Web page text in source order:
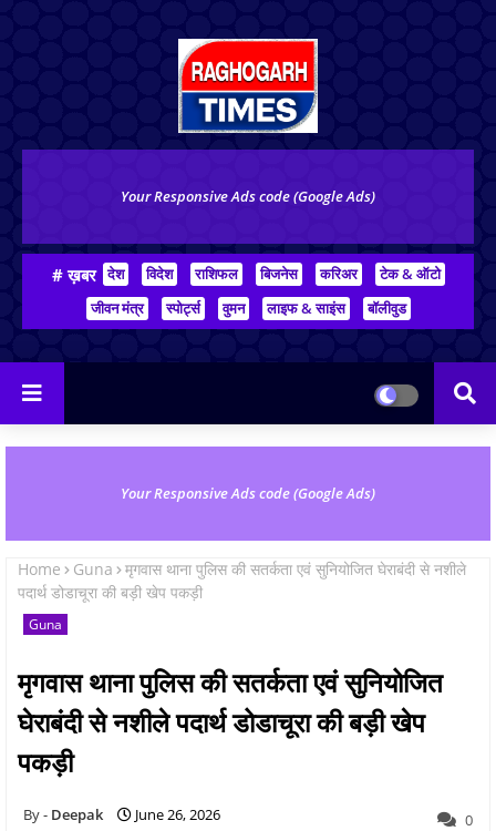
Your Responsive Ads code (Google Ads)
# ख़बर देश विदेश राशिफल बिजनेस करिअर
टेक & ऑटो
जीवन मंत्र
स्पोर्ट्स वुमन लाइफ & साइंस बॉलीवुड
Your Responsive Ads code (Google Ads)
Home Guna
मृगवास थाना पुलिस की सतर्कता एवं सुनियोजित घेराबंदी से नशीले
पदार्थ डोडाचूरा की बड़ी खेप पकड़ी
Guna
मृगवास थाना पुलिस की सतर्कता एवं सुनियोजित
घेराबंदी से नशीले पदार्थ डोडाचूरा की बड़ी खेप
पकड़ी
Deepak June 26, 2026 0